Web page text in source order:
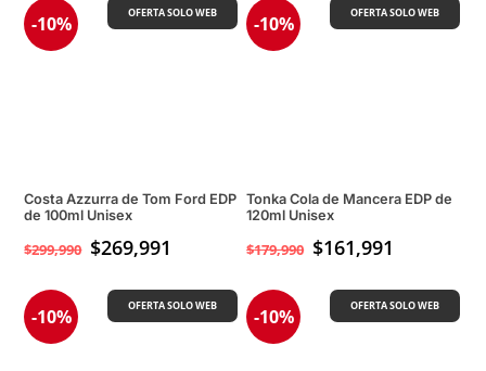
-10% OFERTA SOLO WEB
Costa Azzurra de Tom Ford EDP
de 100ml Unisex
$299,990 $269,991
-10% OFERTA SOLO WEB
Tonka Cola de Mancera EDP de
120ml Unisex
$179,990 $161,991
-10% OFERTA SOLO WEB -10% OFERTA SOLO WEB